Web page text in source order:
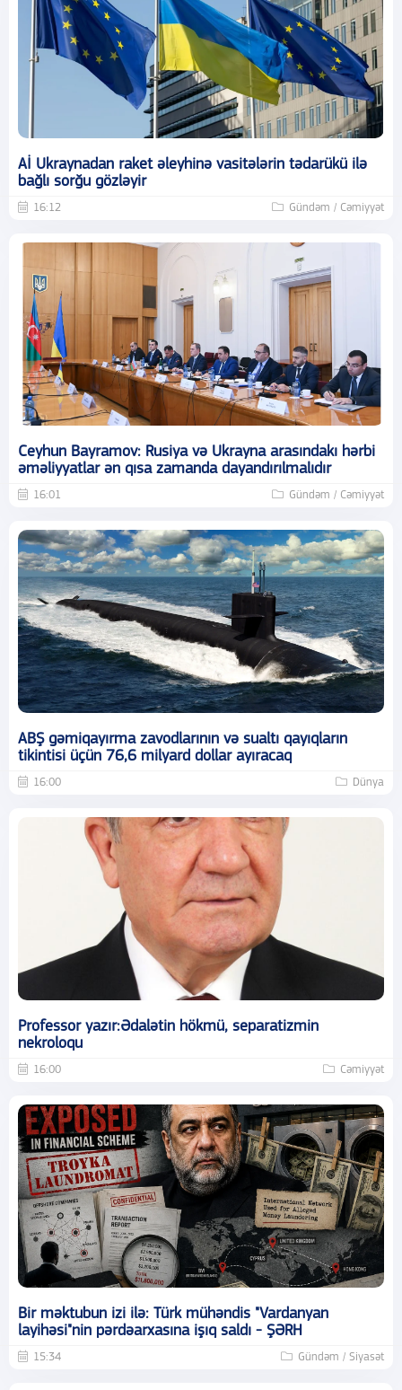
Aİ Ukraynadan raket əleyhinə vasitələrin tədarükü ilə
bağlı sorğu gözləyir
16:12 Gündəm / Cəmiyyət
Ceyhun Bayramov: Rusiya və Ukrayna arasındakı hərbi
əməliyyatlar ən qısa zamanda dayandırılmalıdır
16:01 Gündəm / Cəmiyyət
ABŞ gəmiqayırma zavodlarının və sualtı qayıqların
tikintisi üçün 76,6 milyard dollar ayıracaq
16:00 Dünya
Professor yazır:Ədalətin hökmü, separatizmin
nekroloqu
16:00 Cəmiyyət
Bir məktubun izi ilə: Türk mühəndis "Vardanyan
layihəsi"nin pərdəarxasına işıq saldı - ŞƏRH
15:34 Gündəm / Siyasət